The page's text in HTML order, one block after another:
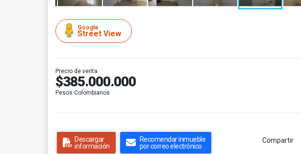
Google
Street View
Precio de venta
$385.000.000
Pesos Colombianos
Descargar
información
Recomendar inmueble
por correo electrónico
Compartir